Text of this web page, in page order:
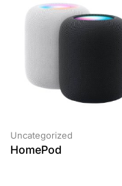
Uncategorized
HomePod